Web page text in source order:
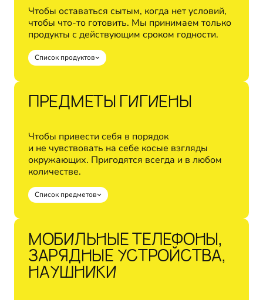
Чтобы оставаться сытым, когда нет условий,
чтобы что‑то готовить. Мы принимаем только
продукты с действующим сроком годности.
Список продуктов
ПРЕДМЕТЫ ГИГИЕНЫ
Чтобы привести себя в порядок
и не чувствовать на себе косые взгляды
окружающих. Пригодятся всегда и в любом
количестве.
Список предметов
МОБИЛЬНЫЕ ТЕЛЕФОНЫ,
ЗАРЯДНЫЕ УСТРОЙСТВА,
НАУШНИКИ